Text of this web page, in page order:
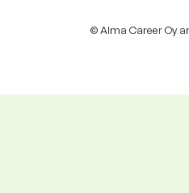
© Alma Career Oy